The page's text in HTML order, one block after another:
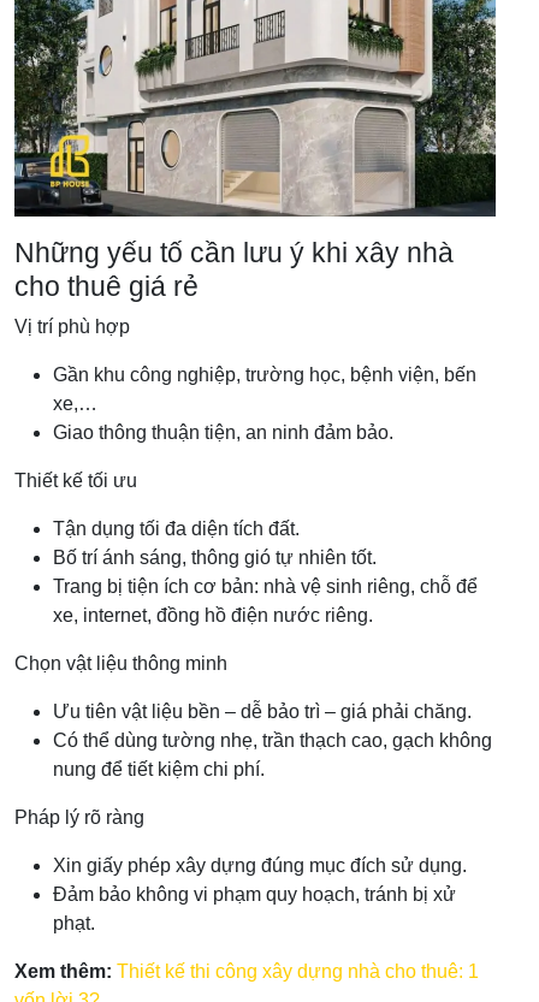
Những yếu tố cần lưu ý khi xây nhà
cho thuê giá rẻ
Vị trí phù hợp
Gần khu công nghiệp, trường học, bệnh viện, bến
xe,…
Giao thông thuận tiện, an ninh đảm bảo.
Thiết kế tối ưu
Tận dụng tối đa diện tích đất.
Bố trí ánh sáng, thông gió tự nhiên tốt.
Trang bị tiện ích cơ bản: nhà vệ sinh riêng, chỗ để
xe, internet, đồng hồ điện nước riêng.
Chọn vật liệu thông minh
Ưu tiên vật liệu bền – dễ bảo trì – giá phải chăng.
Có thể dùng tường nhẹ, trần thạch cao, gạch không
nung để tiết kiệm chi phí.
Pháp lý rõ ràng
Xin giấy phép xây dựng đúng mục đích sử dụng.
Đảm bảo không vi phạm quy hoạch, tránh bị xử
phạt.
Xem thêm: Thiết kế thi công xây dựng nhà cho thuê: 1